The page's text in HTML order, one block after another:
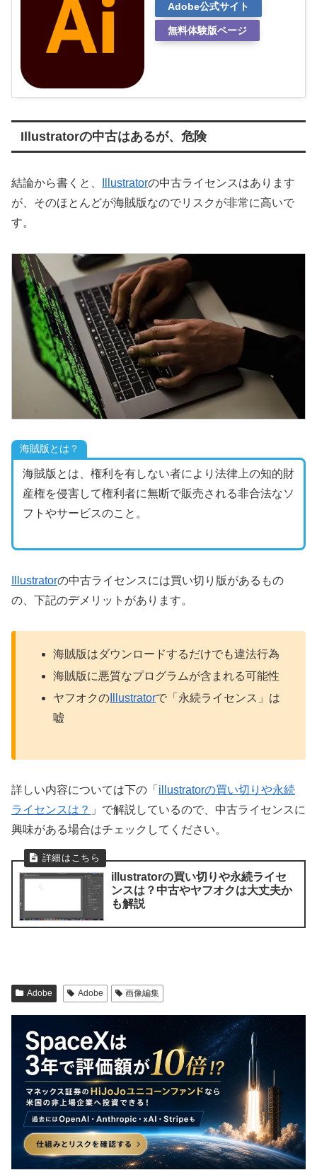
Adobe公式サイト
無料体験版ページ
Illustratorの中古はあるが、危険
結論から書くと、 Illustratorの中古ライセンスはあります
が、そのほとんどが海賊版なのでリスクが非常に高いで
す。
海賊版とは？
海賊版とは、権利を有しない者により法律上の知的財
産権を侵害して権利者に無断で販売される非合法なソ
フトやサービスのこと。
Illustratorの中古ライセンスには買い切り版があるもの
の、下記のデメリットがあります。
海賊版はダウンロードするだけでも違法行為
海賊版に悪質なプログラムが含まれる可能性
ヤフオクの Illustratorで「永続ライセンス」は
嘘
詳しい内容については下の「 illustratorの買い切りや永続
ライセンスは？ 」で解説しているので、中古ライセンスに
興味がある場合はチェックしてください。
illustratorの買い切りや永続ライセ
ンスは？中古やヤフオクは大丈夫か
も解説
Adobe Adobe 画像編集